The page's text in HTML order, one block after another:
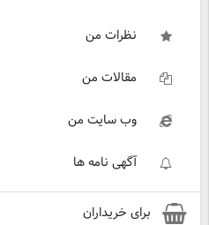
نظرات من
مقالات من
وب سایت من
آگهی نامه ها
برای خریداران